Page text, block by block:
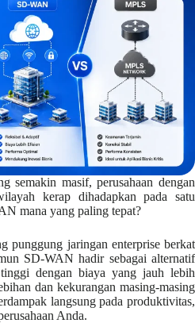
semakin masif, perusahaan dengan
kerap dihadapkan pada satu
mana yang paling tepat?
punggung jaringan enterprise berkat
SD-WAN hadir sebagai alternatif
dengan biaya yang jauh lebih
dan kekurangan masing-masing
langsung pada produktivitas,
Anda.